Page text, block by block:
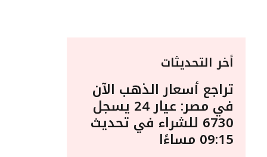
أخر التحديثات
تراجع أسعار الذهب الآن
في مصر: عيار 24 يسجل
6730 للشراء في تحديث
09:15 مساءًا